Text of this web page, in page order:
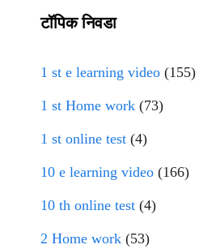
टॉपिक निवडा
1 st e learning video (155)
1 st Home work (73)
1 st online test (4)
10 e learning video (166)
10 th online test (4)
2 Home work (53)